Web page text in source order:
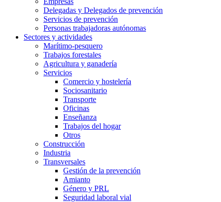
Delegadas y Delegados de prevención
Servicios de prevención
Personas trabajadoras autónomas
Sectores y actividades
Marítimo-pesquero
Trabajos forestales
Agricultura y ganadería
Servicios
Comercio y hostelería
Sociosanitario
Transporte
Oficinas
Enseñanza
Trabajos del hogar
Otros
Construcción
Industria
Transversales
Gestión de la prevención
Amianto
Género y PRL
Seguridad laboral vial